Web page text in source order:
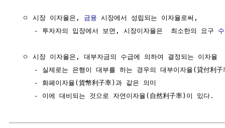
  ㅇ 시장 이자율은,
금융 시장에서 성립되는 이자율로써,
     - 투자자의 입장에서 보면, 시장이자율은  최소한의 요구
  ㅇ 시장 이자율은, 대부자금의 수급에 의하여 결정되는 이자율
- 실제로는 은행이 대부를 하는 경우의 대부이자율(貸付利子
     - 화폐이자율(貨幣利子率)과 같은 의미